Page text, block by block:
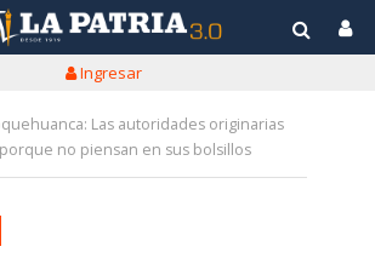
Ingresar
Las autoridades originarias
no piensan en sus bolsillos